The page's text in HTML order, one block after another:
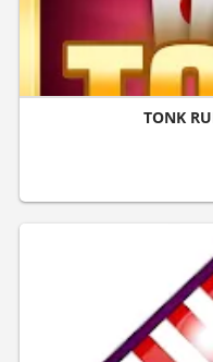
TONK